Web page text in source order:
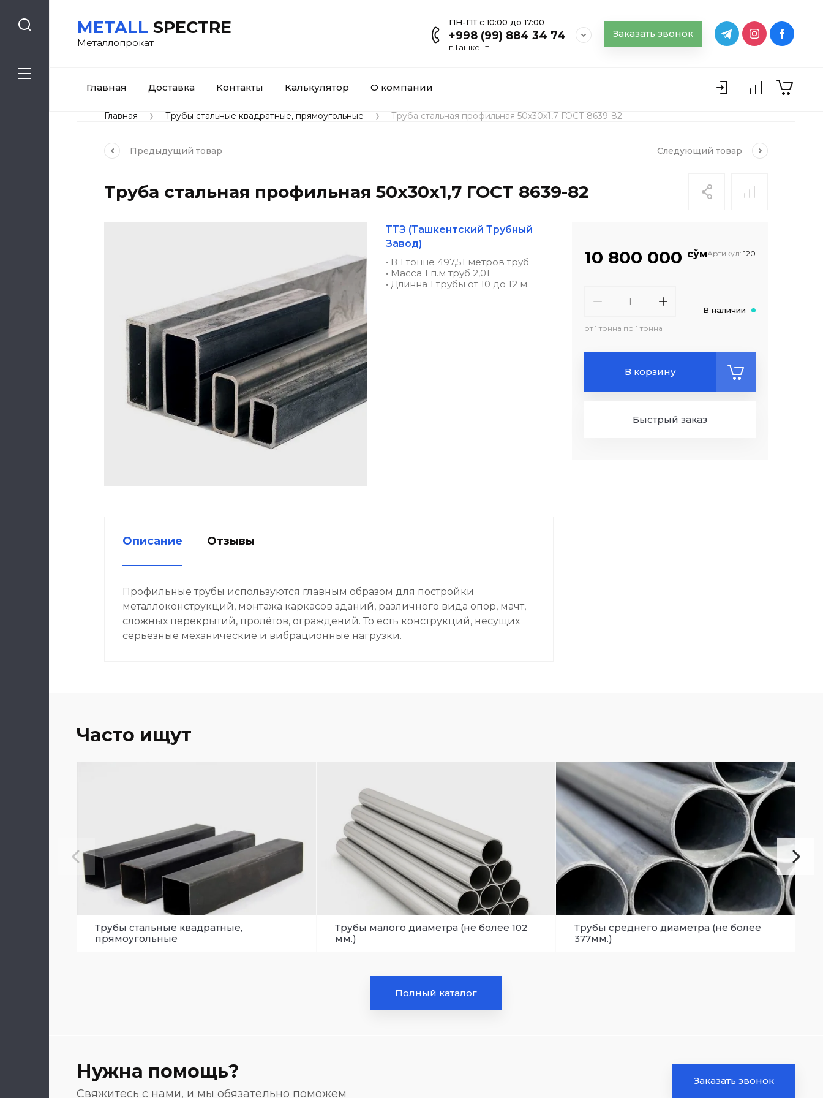
METALL SPECTRE
Металлопрокат
ПН-ПТ с 10:00 до 17:00
+998 (99) 884 34 74
г.Ташкент
Заказать звонок
Главная Доставка Контакты Калькулятор О компании
Главная Трубы стальные квадратные, прямоугольные Труба стальная профильная 50х30x1,7 ГОСТ 8639-82
Предыдущий товар Следующий товар
Труба стальная профильная 50х30x1,7 ГОСТ 8639-82
ТТЗ (Ташкентский Трубный
Завод)
• В 1 тонне 497,51 метров труб
• Масса 1 п.м труб 2,01
• Длинна 1 трубы от 10 до 12 м.
10 800 000 сўмАртикул: 120
от 1 тонна по 1 тонна
В наличии
В корзину
Быстрый заказ
Описание Отзывы
Профильные трубы используются главным образом для постройки
металлоконструкций, монтажа каркасов зданий, различного вида опор, мачт,
сложных перекрытий, пролётов, ограждений. То есть конструкций, несущих
серьезные механические и вибрационные нагрузки.
Часто ищут
Трубы стальные квадратные,
прямоугольные
Трубы малого диаметра (не более 102
мм.)
Трубы среднего диаметра (не более
377мм.)
Полный каталог
Нужна помощь?
Свяжитесь с нами, и мы обязательно поможем
Заказать звонок